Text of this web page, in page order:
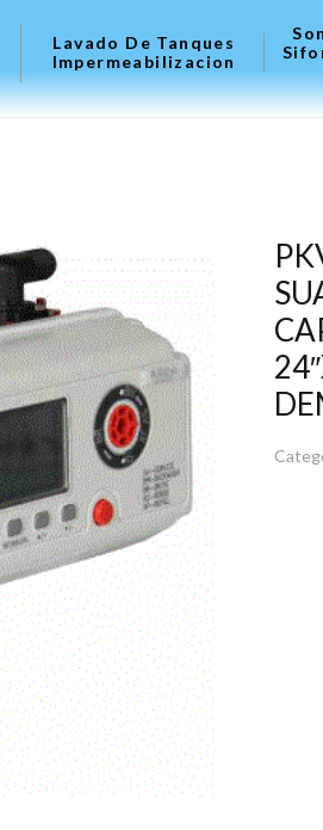
Lavado De Tanques
Impermeabilizacion